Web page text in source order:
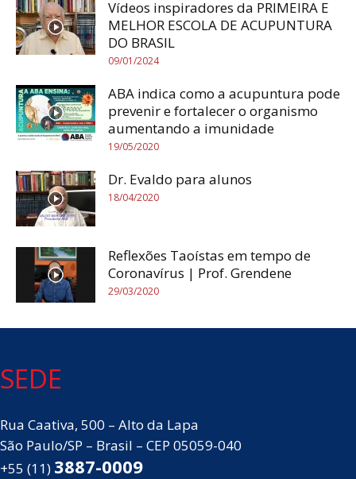
Vídeos inspiradores da PRIMEIRA E
MELHOR ESCOLA DE ACUPUNTURA
DO BRASIL
09/01/2024
ABA indica como a acupuntura pode
prevenir e fortalecer o organismo
aumentando a imunidade
19/05/2020
Dr. Evaldo para alunos
18/04/2020
Reflexões Taoístas em tempo de
Coronavírus | Prof. Grendene
29/03/2020
SEDE
Rua Caativa, 500 – Alto da Lapa
São Paulo/SP – Brasil – CEP 05059-040
+55 (11) 3887-0009